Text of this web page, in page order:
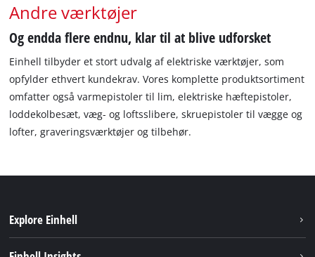
Andre værktøjer
Og endda flere endnu, klar til at blive udforsket
Einhell tilbyder et stort udvalg af elektriske værktøjer, som
opfylder ethvert kundekrav. Vores komplette produktsortiment
omfatter også varmepistoler til lim, elektriske hæftepistoler,
loddekolbesæt, væg- og loftsslibere, skruepistoler til vægge og
lofter, graveringsværktøjer og tilbehør.
Explore Einhell